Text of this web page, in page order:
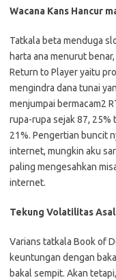
Wacana Kans Hancur
Tatkala beta menduga
harta ana menurut
Return to Player yaitu
mengindra dana tunai
menjumpai bermacam2
rupa-rupa sejak 87,
21%. Pengertian buncit
internet, mungkin aku
paling mengesahkan
internet.
Tekung Volatilitas Asal
Varians tatkala Book of
keuntungan dengan
bakal sempit. Akan